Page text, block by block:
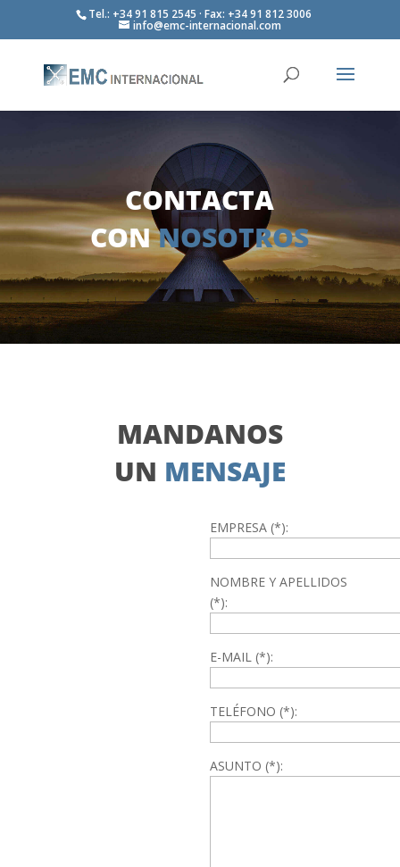
Tel.: +34 91 815 2545 · Fax: +34 91 812 3006
info@emc-internacional.com
CONTACTA
CONNOSOTROS
MANDANOS
UN MENSAJE
EMPRESA (*):
NOMBRE Y APELLIDOS
(*):
E-MAIL (*):
TELÉFONO (*):
ASUNTO (*):